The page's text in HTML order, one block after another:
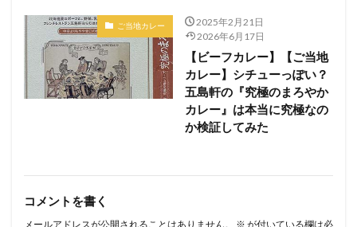
ご当地カレー
2025年2月21日
2026年6月17日
【ビーフカレー】【ご当地
カレー】シチューっぽい？
五島軒の『究極のまろやか
カレー』は本当に究極なの
か検証してみた
コメントを書く
メールアドレスが公開されることはありません。 ※ が付いている欄は必